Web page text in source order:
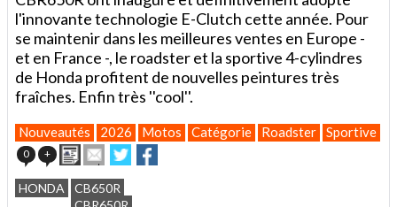
l'innovante technologie E-Clutch cette année. Pour
se maintenir dans les meilleures ventes en Europe -
et en France -, le roadster et la sportive 4-cylindres
de Honda profitent de nouvelles peintures très
fraîches. Enfin très ''cool''.
Nouveautés 2026 Motos Catégorie Roadster Sportive
0 + ImprimerEnvoyer
cet
article
à
Partager
sur
Twitter
sur
HONDA
CB650R